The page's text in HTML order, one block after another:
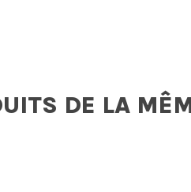
DE LA